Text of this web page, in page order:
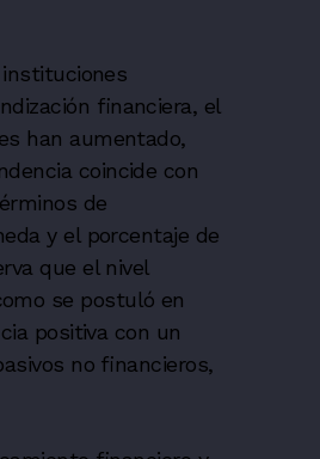
financiera, el
han aumentado,
coincide con
de
y el porcentaje de
que el nivel
se postuló en
positiva con un
no financieros,